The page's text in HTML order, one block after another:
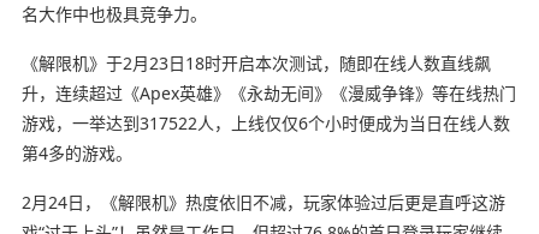
名大作中也极具竞争力。
《解限机》于2月23日18时开启本次测试，随即在线人数直线飙
升，连续超过《Apex英雄》《永劫无间》《漫威争锋》等在线热门
游戏，一举达到317522人，上线仅仅6个小时便成为当日在线人数
第4多的游戏。
2月24日，《解限机》热度依旧不减，玩家体验过后更是直呼这游